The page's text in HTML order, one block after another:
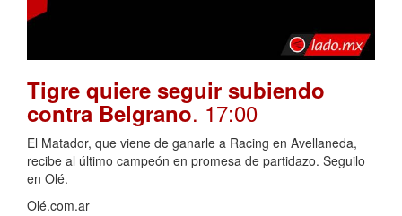
Tigre quiere seguir subiendo
contra Belgrano. 17:00
El Matador, que viene de ganarle a Racing en Avellaneda,
recibe al último campeón en promesa de partidazo. Seguilo
en Olé.
Olé.com.ar